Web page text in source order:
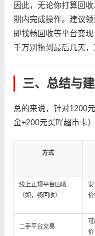
因此，无论你打算回
期内完成操作。建议
即找畅回收等平台变
千万别拖到最后几天，
三、总结与
总的来说，针对1200
金+200元买吖超市卡
方式
线上正规平台回收
（如，畅回收）
安
价
二手平台交易
价